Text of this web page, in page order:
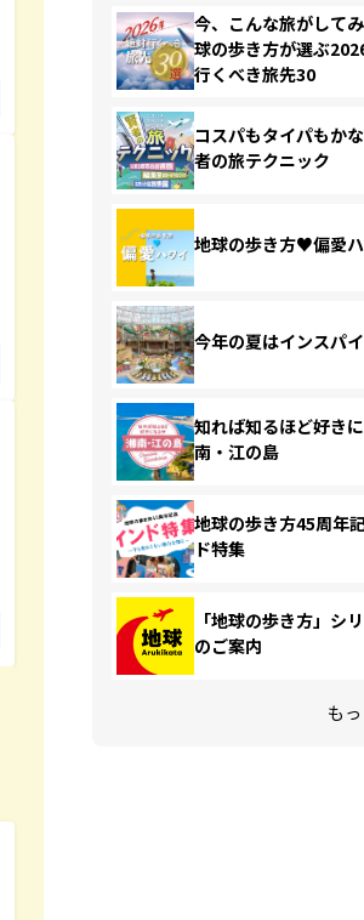
今、こんな旅がして
球の歩き方が選ぶ
行くべき旅先30
コスパもタイパもか
者の旅テクニック
地球の歩き方♥偏愛
今年の夏はインスパ
知れば知るほど好き
南・江の島
地球の歩き方45周年
ド特集
「地球の歩き方」シ
のご案内
も